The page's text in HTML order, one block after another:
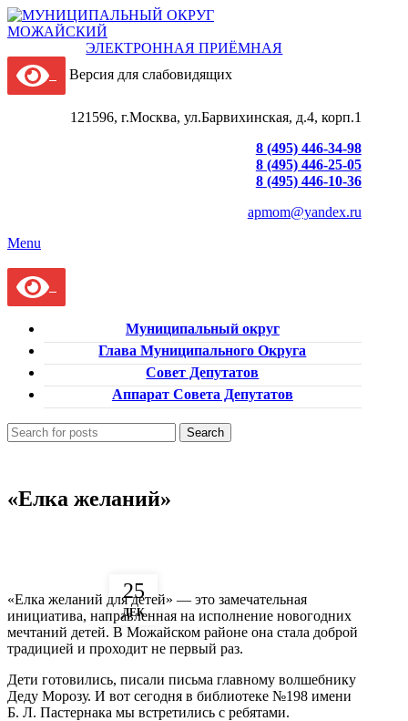
ЭЛЕКТРОННАЯ ПРИЁМНАЯ
Версия для слабовидящих
121596, г.Москва, ул.Барвихинская, д.4, корп.1
8 (495) 446-34-98
8 (495) 446-25-05
8 (495) 446-10-36
apmom@yandex.ru
Menu
Муниципальный округ
Глава Муниципального Округа
Совет Депутатов
Аппарат Совета Депутатов
Search
«Елка желаний»
25
ДЕК
«Елка желаний для детей» — это замечательная
инициатива, направленная на исполнение новогодних
мечтаний детей. В Можайском районе она стала доброй
традицией и проходит не первый раз.
Дети готовились, писали письма главному волшебнику
Деду Морозу. И вот сегодня в библиотеке №198 имени
Б. Л. Пастернака мы встретились с ребятами.